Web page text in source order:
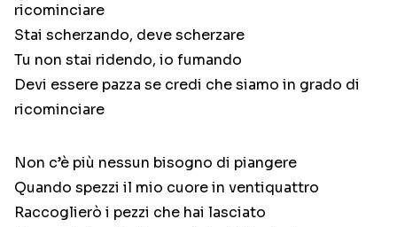
ricominciare
Stai scherzando, deve scherzare
Tu non stai ridendo, io fumando
Devi essere pazza se credi che siamo in grado di
ricominciare
Non c’è più nessun bisogno di piangere
Quando spezzi il mio cuore in ventiquattro
Raccoglierò i pezzi che hai lasciato